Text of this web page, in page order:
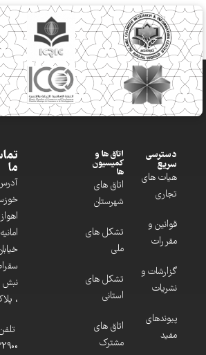
دسترسی
سریع
هیات های
تجاری
قوانین و
مقررات
گزارشات و
نشریات
پیوندهای
مفید
اتاق ها و
کمیسیون
ها
اتاق های
شهرستان
تشکل های
ملی
تشکل های
استانی
اتاق های
مشترک
ما
امانیه
نبش
،